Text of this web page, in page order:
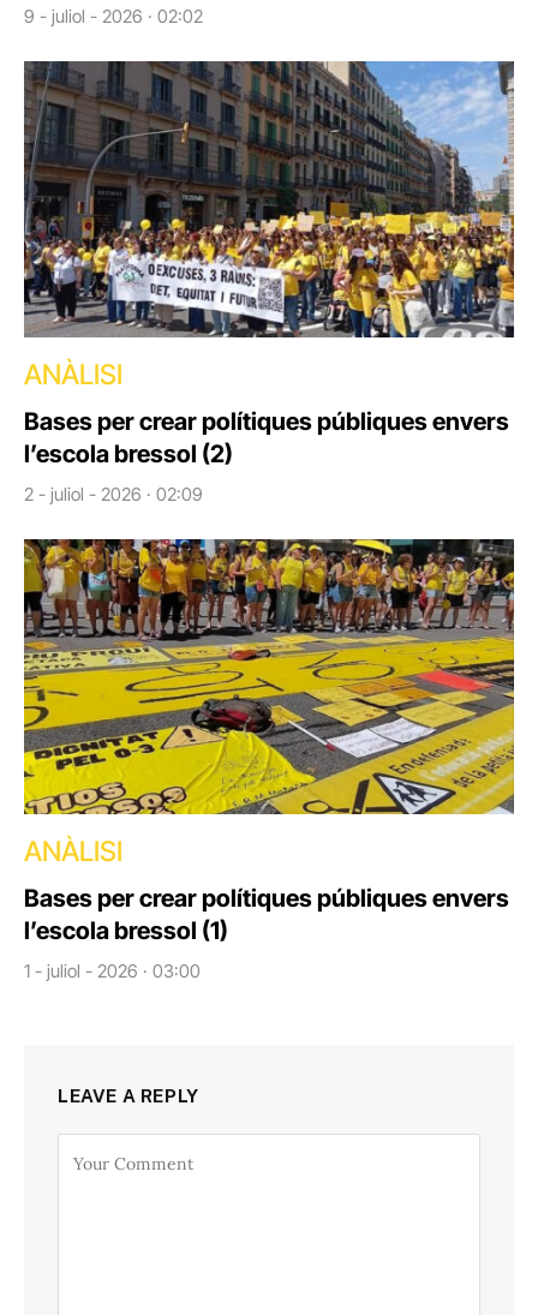
9 - juliol - 2026 · 02:02
ANÀLISI
Bases per crear polítiques públiques envers
l’escola bressol (2)
2 - juliol - 2026 · 02:09
ANÀLISI
Bases per crear polítiques públiques envers
l’escola bressol (1)
1 - juliol - 2026 · 03:00
LEAVE A REPLY